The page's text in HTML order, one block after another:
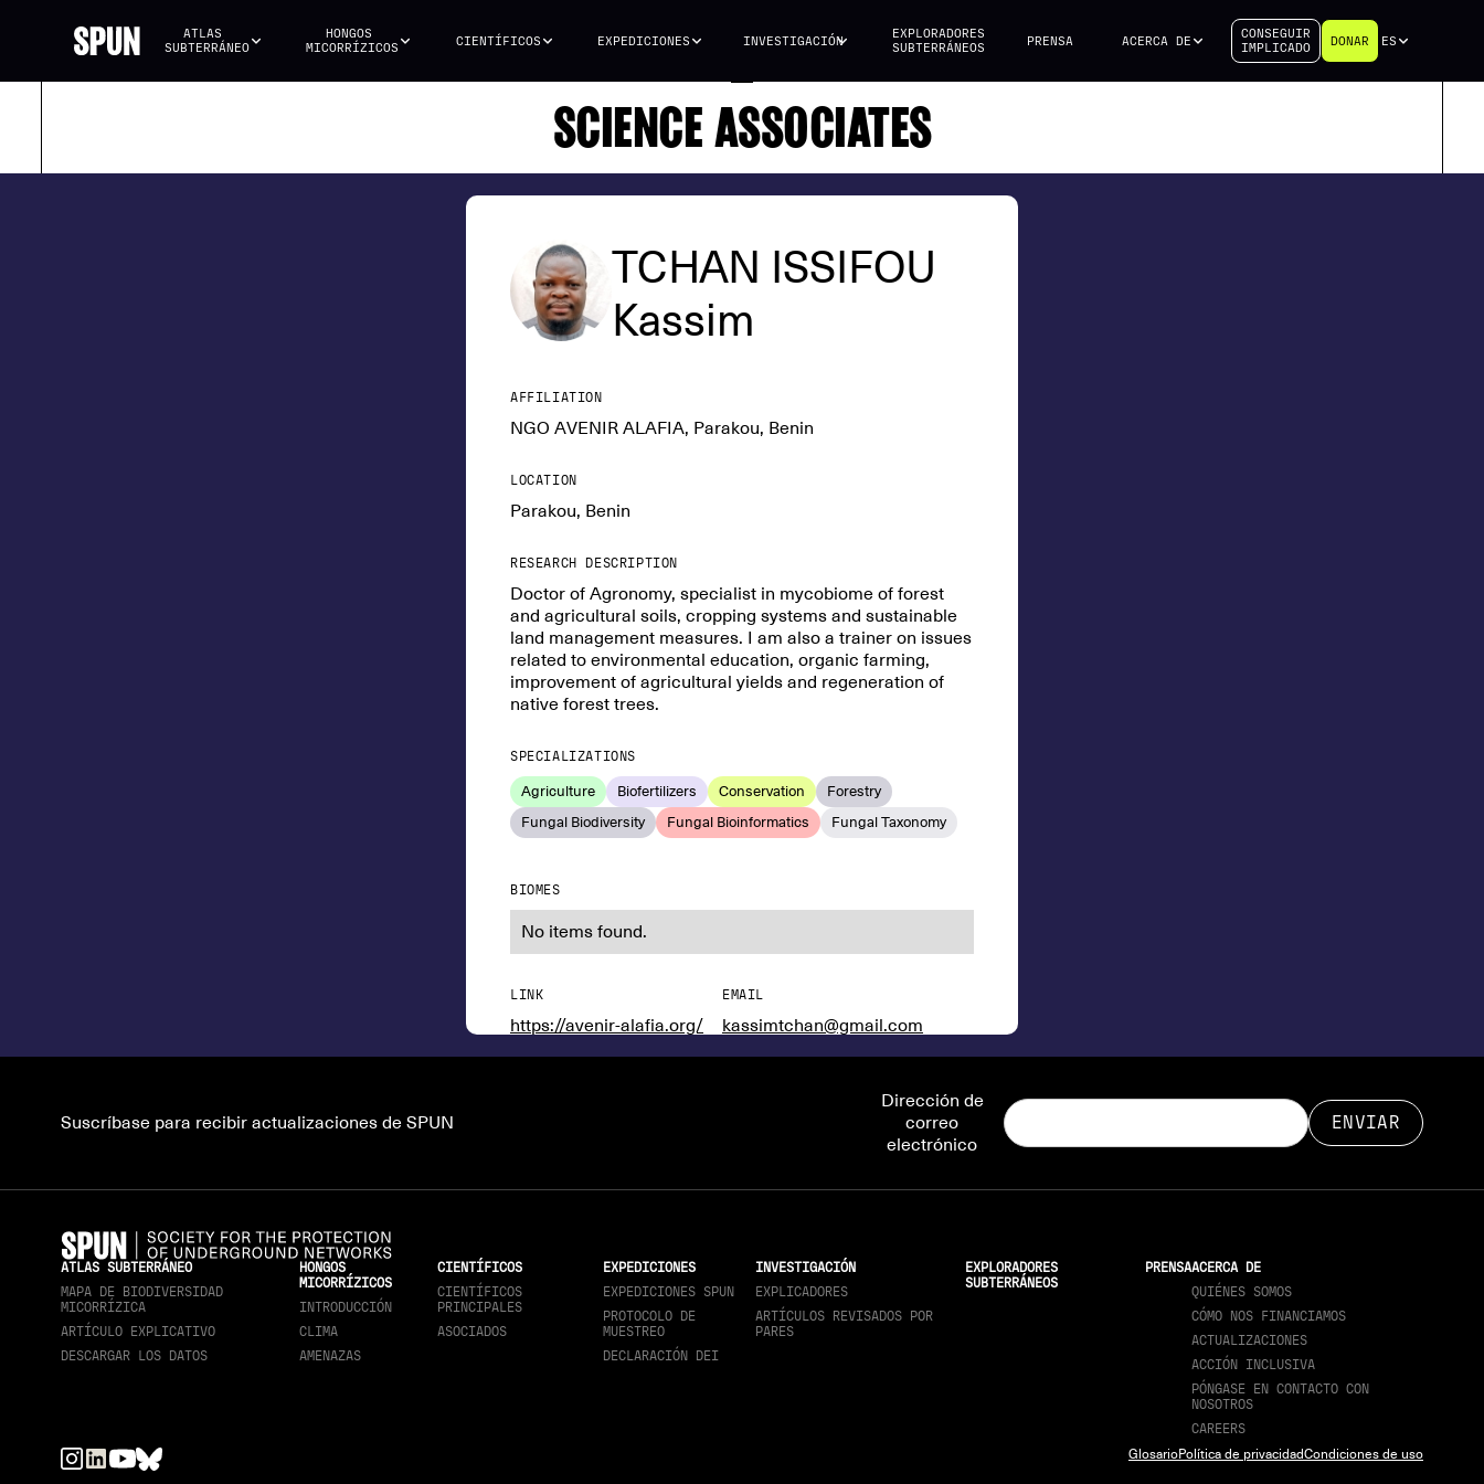
ATLAS
SUBTERRÁNEO
HONGOS
MICORRÍZICOS
CIENTÍFICOS EXPEDICIONES INVESTIGACIÓN
EXPLORADORES
SUBTERRÁNEOS
PRENSA ACERCA DE
CONSEGUIR
IMPLICADO
DONAR ES
SCIENCE ASSOCIATES
TCHAN ISSIFOU
Kassim
AFFILIATION
NGO AVENIR ALAFIA, Parakou, Benin
LOCATION
Parakou, Benin
RESEARCH DESCRIPTION
Doctor of Agronomy, specialist in mycobiome of forest
and agricultural soils, cropping systems and sustainable
land management measures. I am also a trainer on issues
related to environmental education, organic farming,
improvement of agricultural yields and regeneration of
native forest trees.
SPECIALIZATIONS
Agriculture Biofertilizers Conservation
Forestry
Fungal Biodiversity
Fungal Bioinformatics Fungal Taxonomy
BIOMES
No items found.
LINK
https://avenir-alafia.org/
EMAIL
kassimtchan@gmail.com
Suscríbase para recibir actualizaciones de SPUN
Dirección de
correo
electrónico
ATLAS SUBTERRÁNEO
MAPA DE BIODIVERSIDAD
MICORRÍZICA
ARTÍCULO EXPLICATIVO
DESCARGAR LOS DATOS
HONGOS
MICORRÍZICOS
INTRODUCCIÓN
CLIMA
AMENAZAS
CIENTÍFICOS
CIENTÍFICOS
PRINCIPALES
ASOCIADOS
EXPEDICIONES
EXPEDICIONES SPUN
PROTOCOLO DE
MUESTREO
DECLARACIÓN DEI
INVESTIGACIÓN
EXPLICADORES
ARTÍCULOS REVISADOS POR
PARES
EXPLORADORES
SUBTERRÁNEOS
PRENSAACERCA DE
QUIÉNES SOMOS
CÓMO NOS FINANCIAMOS
ACTUALIZACIONES
ACCIÓN INCLUSIVA
PÓNGASE EN CONTACTO CON
NOSOTROS
CAREERS
GlosarioPolítica de privacidadCondiciones de uso